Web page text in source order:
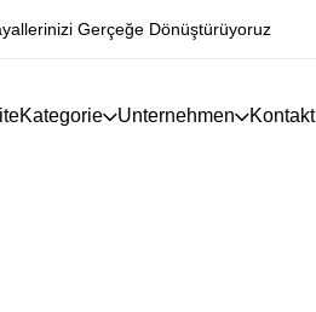
Gerçeğe Dönüştürüyoruz
Kategorie Unternehmen Kontakt